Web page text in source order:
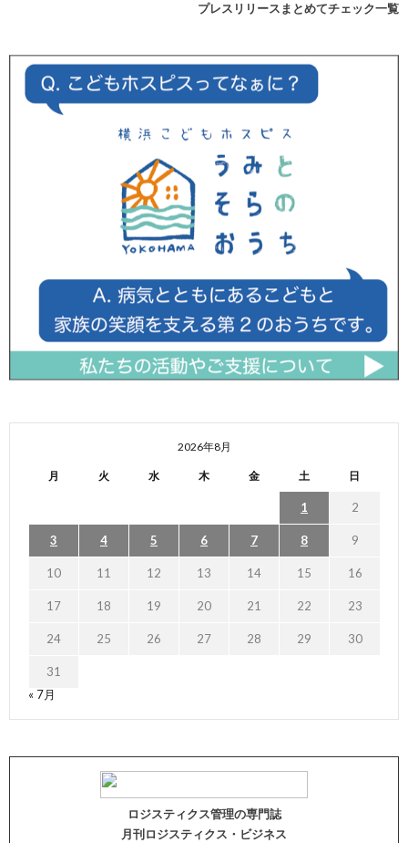
プレスリリースまとめてチェック一覧
2026年8月
月 火 水 木 金 土 日
1 2
3 4 5 6 7 8 9
10 11 12 13 14 15 16
17 18 19 20 21 22 23
24 25 26 27 28 29 30
31
« 7月
ロジスティクス管理の専門誌
月刊ロジスティクス・ビジネス